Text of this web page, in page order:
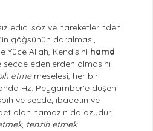
edici söz ve hareketlerinden
göğsünün daralması,
Yüce Allah, Kendisini hamd
secde edenlerden olmasını
etmemeselesi, her bir
Hz. Peygamber’e düşen
ve secde, ibadetin ve
olan namazın da özüdür.
, tenzih etmek